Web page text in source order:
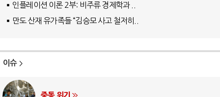
인플레이션 이론 2부: 비주류 경제학과 ..
만도 산재 유가족들 “김승모 사고 철저히..
이슈